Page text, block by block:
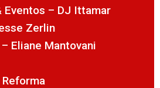
Eventos – DJ Ittamar
Zerlin
Eliane Mantovani